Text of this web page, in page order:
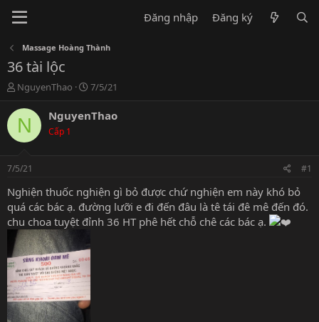
Đăng nhập Đăng ký
Massage Hoàng Thành
36 tài lộc
T
r
e
a
s
t
a
r
t
e
r
NguyenThao
N
à
7/5/21
N NguyenThao
Cấp 1
7/5/21 #1
Nghiện thuốc nghiện gì bỏ được chứ nghiện em này khó bỏ
quá các bác ạ. đường lưỡi e đi đến đâu là tê tái đê mê đến đó.
chu choa tuyệt đỉnh 36 HT phê hết chỗ chê các bác ạ.